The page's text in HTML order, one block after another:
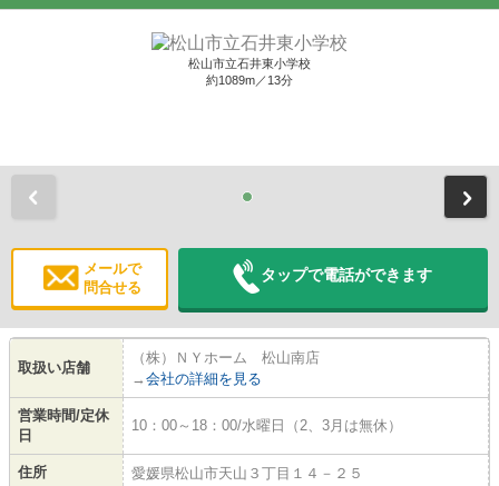
松山市立石井東小学校
約1089m／13分
メールで
問合せる
タップで電話ができます
取扱い店舗
（株）ＮＹホーム 松山南店
→ 会社の詳細を見る
営業時間/定休
日
10：00～18：00/水曜日（2、3月は無休）
住所 愛媛県松山市天山３丁目１４－２５